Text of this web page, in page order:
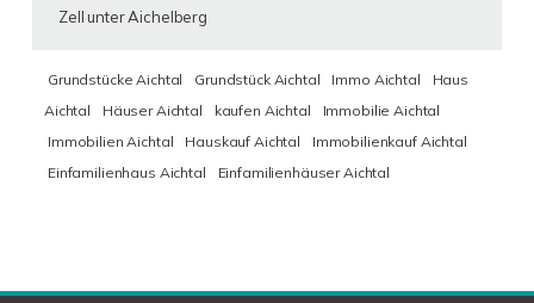
Zell unter Aichelberg
Grundstücke Aichtal Grundstück Aichtal Immo Aichtal
Haus
Aichtal
Häuser Aichtal kaufen Aichtal
Immobilie Aichtal
Immobilien Aichtal
Hauskauf Aichtal
Immobilienkauf Aichtal
Einfamilienhaus Aichtal
Einfamilienhäuser Aichtal